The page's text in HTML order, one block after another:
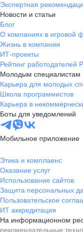
Экспертная
Новости и статьи
Блог
О компаниях в игровой
Жизнь в компании
ИТ-проекты
Рейтинг работодателей
Молодым специалистам
Карьера для молодых
Школа программистов
Карьера в
Боты для уведомлений
Мобильное приложение
Этика и комплаенс
Оказание услуг
Использование сайтов
Защита персональных
Пользовательское
ИТ аккредитация
На информационном
рекомендательные